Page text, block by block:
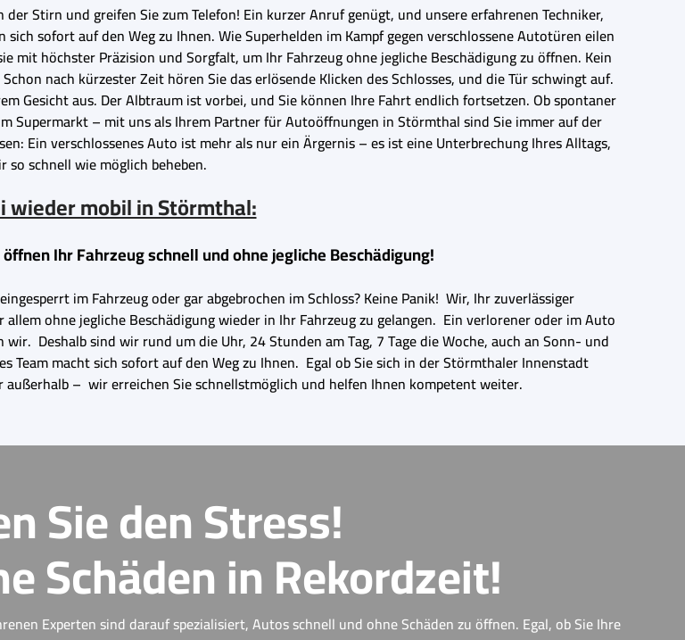
Stirn und greifen Sie zum Telefon! Ein kurzer Anruf genügt, und unsere erfahrenen Techniker,
sofort auf den Weg zu Ihnen. Wie Superhelden im Kampf gegen verschlossene Autotüren eilen
mit höchster Präzision und Sorgfalt, um Ihr Fahrzeug ohne jegliche Beschädigung zu öffnen. Kein
nach kürzester Zeit hören Sie das erlösende Klicken des Schlosses, und die Tür schwingt auf.
Gesicht aus. Der Albtraum ist vorbei, und Sie können Ihre Fahrt endlich fortsetzen. Ob spontaner
Supermarkt – mit uns als Ihrem Partner für Autoöffnungen in Störmthal sind Sie immer auf der
Ein verschlossenes Auto ist mehr als nur ein Ärgernis – es ist eine Unterbrechung Ihres Alltags,
so schnell wie möglich beheben.
wieder mobil in Störmthal:
Ihr Fahrzeug schnell und ohne jegliche Beschädigung!
im Fahrzeug oder gar abgebrochen im Schloss? Keine Panik! Wir, Ihr zuverlässiger
ohne jegliche Beschädigung wieder in Ihr Fahrzeug zu gelangen. Ein verlorener oder im Auto
Deshalb sind wir rund um die Uhr, 24 Stunden am Tag, 7 Tage die Woche, auch an Sonn- und
macht sich sofort auf den Weg zu Ihnen. Egal ob Sie sich in der Störmthaler Innenstadt
– wir erreichen Sie schnellstmöglich und helfen Ihnen kompetent weiter.
Sie den Stress!
Schäden in Rekordzeit!
Experten sind darauf spezialisiert, Autos schnell und ohne Schäden zu öffnen. Egal, ob Sie Ihre